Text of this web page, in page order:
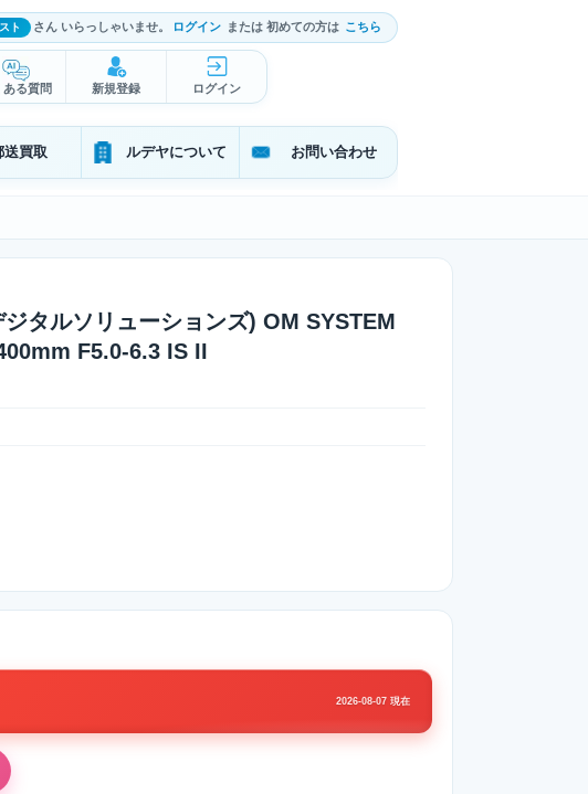
ト さん いらっしゃいませ。 ログイン または 初めての方は こちら
ある質問 新規登録 ログイン
送買取 ルデヤについて お問い合わせ
タルソリューションズ) OM SYSTEM
F5.0-6.3 IS II
2026-08-07 現在